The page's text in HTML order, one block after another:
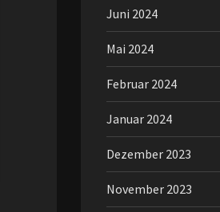
Juni 2024
Mai 2024
Februar 2024
Januar 2024
Dezember 2023
November 2023